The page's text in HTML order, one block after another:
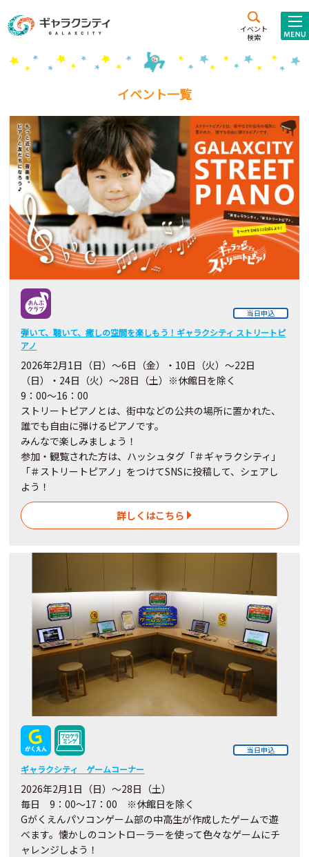
イベント
検索
施設案内
こども
西新井
施設･
施設貸出･団体利用
こどもみーてぃんぐ
Gがくえん
ブランドからのお知らせ
いっしょに創る
イベントレポート
イベント一覧
当日申込
弾いて、聴いて、癒しの空間を楽しもう！ギャラクシティ ストリートピ
アノ
2026年2月1日（日）～6日（金）・10日（火）～22日
（日）・24日（火）～28日（土）※休館日を除く
9：00～16：00
ストリートピアノとは、街中などの公共の場所に置かれた、
誰でも自由に弾けるピアノです。
みんなで楽しみましょう！
参加・観覧された方は、ハッシュタグ「＃ギャラクシティ」
「＃ストリートピアノ」をつけてSNSに投稿して、シェアし
よう！
詳しくはこちら
当日申込
ギャラクシティ ゲームコーナー
2026年2月1日（日）～28日（土）
毎日 9：00～17：00 ※休館日を除く
Gがくえんパソコンゲーム部の中高生が作成したゲームで遊
べます。懐かしのコントローラーを使って色々なゲームにチ
ャレンジしよう！